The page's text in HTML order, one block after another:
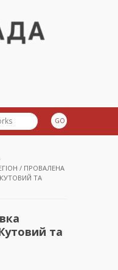
/ ПРОВАЛЕНА
КУТОВИЙ ТА
та